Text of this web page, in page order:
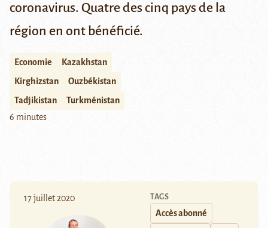
coronavirus. Quatre des cinq pays de la
région en ont bénéficié.
Economie
Kazakhstan
Kirghizstan
Ouzbékistan
Tadjikistan
Turkménistan
6 minutes
17 juillet 2020 TAGS
Accès abonné